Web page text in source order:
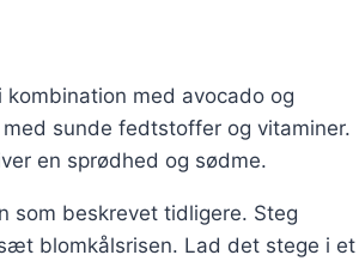
med avocado og
sunde fedtstoffer og vitaminer.
en sprødhed og sødme.
som beskrevet tidligere. Steg
blomkålsrisen. Lad det stege i et